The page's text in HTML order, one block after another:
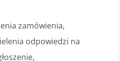
zamówienia,
odpowiedzi na